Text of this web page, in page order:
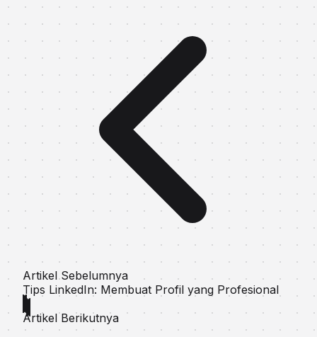
Artikel Sebelumnya
Tips LinkedIn: Membuat Profil yang Profesional
Artikel Berikutnya